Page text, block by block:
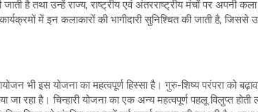
है तथा उन्हें राज्य, राष्ट्रीय एवं अंतरराष्ट्रीय मंचों पर अपनी
में इन कलाकारों की भागीदारी सुनिश्चित की जाती है, जिससे
भी इस योजना का महत्वपूर्ण हिस्सा है। गुरु-शिष्य परंपरा को
जा रहा है। चिन्हारी योजना का एक अन्य महत्वपूर्ण पहलू विलुप्त